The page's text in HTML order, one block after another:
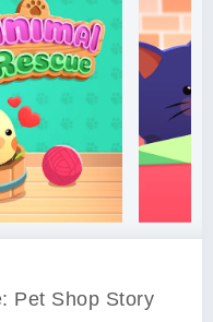
Pet Shop Story